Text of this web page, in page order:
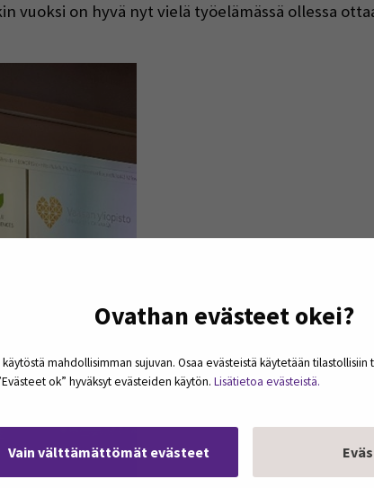
Ovathan evästeet okei?
mahdollisimman sujuvan. Osaa evästeistä käytetään
ok” hyväksyt evästeiden käytön. Lisätietoa evästeistä.
Vain välttämättömät evästeet
vuoksi on hyvä nyt vielä työelämässä ollessa